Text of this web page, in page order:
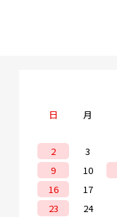
日 月
2
3
9
10
16
17
23
24